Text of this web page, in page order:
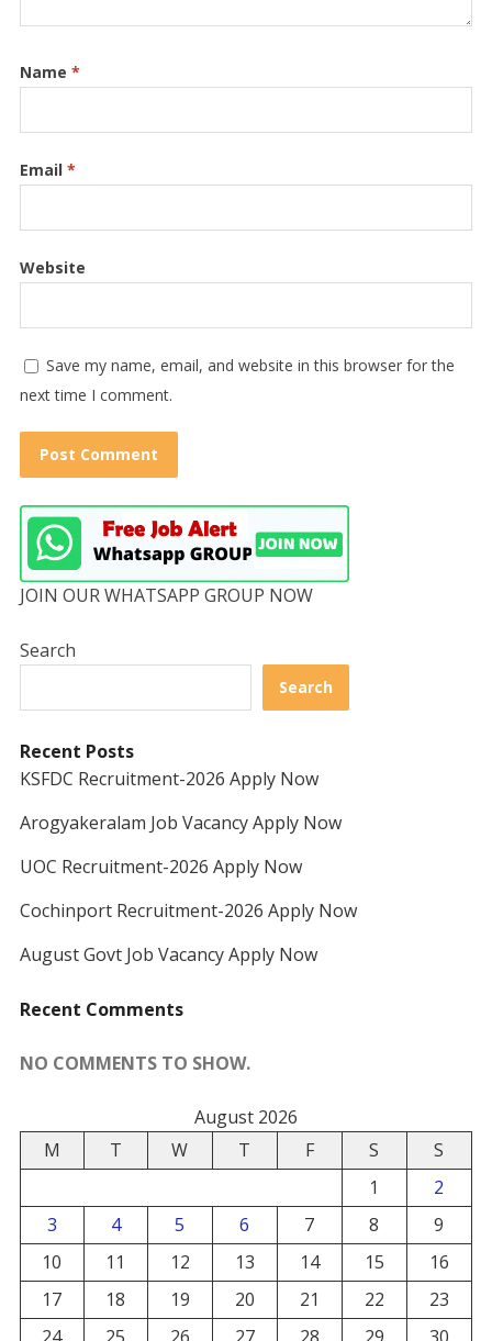
Name *
Email *
Website
Save my name, email, and website in this browser for the
next time I comment.
JOIN OUR WHATSAPP GROUP NOW
Search
Search
Recent Posts
KSFDC Recruitment-2026 Apply Now
Arogyakeralam Job Vacancy Apply Now
UOC Recruitment-2026 Apply Now
Cochinport Recruitment-2026 Apply Now
August Govt Job Vacancy Apply Now
Recent Comments
NO COMMENTS TO SHOW.
August 2026
M
T W T F S
S
1
2
3
4 5 6 7 8
9
10
11 12 13 14 15
16
17
18 19 20 21 22
23